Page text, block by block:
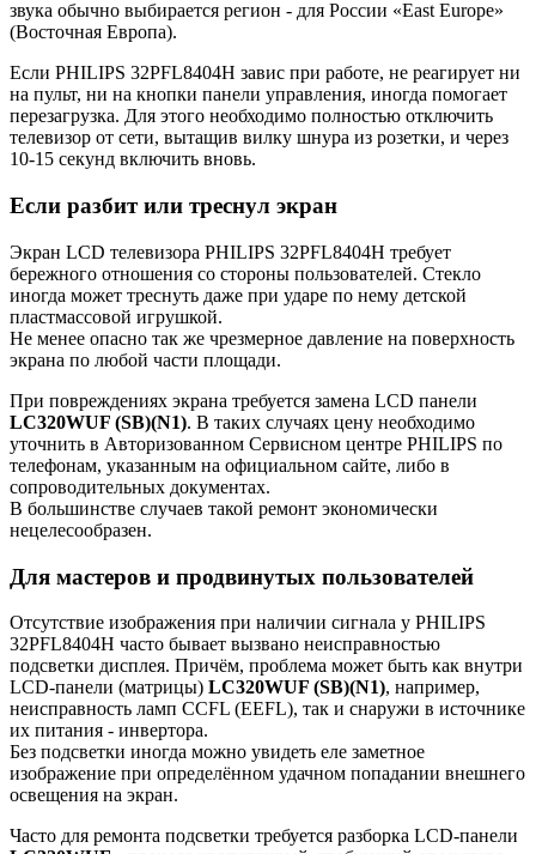
звука обычно выбирается регион - для России «East Europe»
(Восточная Европа).
Если PHILIPS 32PFL8404H завис при работе, не реагирует ни
на пульт, ни на кнопки панели управления, иногда помогает
перезагрузка. Для этого необходимо полностью отключить
телевизор от сети, вытащив вилку шнура из розетки, и через
10-15 секунд включить вновь.
Если разбит или треснул экран
Экран LCD телевизора PHILIPS 32PFL8404H требует
бережного отношения со стороны пользователей. Стекло
иногда может треснуть даже при ударе по нему детской
пластмассовой игрушкой.
Не менее опасно так же чрезмерное давление на поверхность
экрана по любой части площади.
При повреждениях экрана требуется замена LCD панели
LC320WUF (SB)(N1). В таких случаях цену необходимо
уточнить в Авторизованном Сервисном центре PHILIPS по
телефонам, указанным на официальном сайте, либо в
сопроводительных документах.
В большинстве случаев такой ремонт экономически
нецелесообразен.
Для мастеров и продвинутых пользователей
Отсутствие изображения при наличии сигнала у PHILIPS
32PFL8404H часто бывает вызвано неисправностью
подсветки дисплея. Причём, проблема может быть как внутри
LCD-панели (матрицы) LC320WUF (SB)(N1), например,
неисправность ламп CCFL (EEFL), так и снаружи в источнике
их питания - инвертора.
Без подсветки иногда можно увидеть еле заметное
изображение при определённом удачном попадании внешнего
освещения на экран.
Часто для ремонта подсветки требуется разборка LCD-панели